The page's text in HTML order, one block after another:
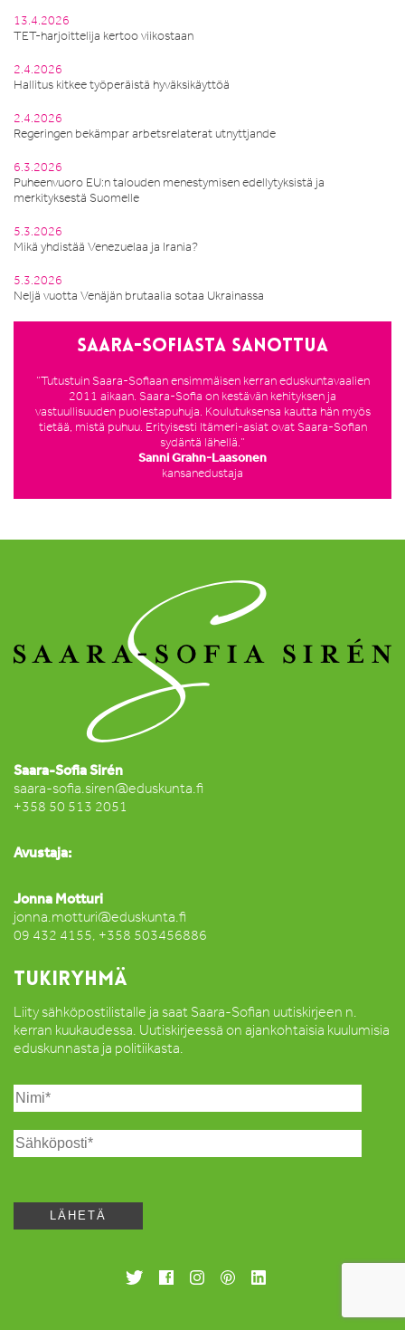
13.4.2026
TET-harjoittelija kertoo viikostaan
2.4.2026
Hallitus kitkee työperäistä hyväksikäyttöä
2.4.2026
Regeringen bekämpar arbetsrelaterat utnyttjande
6.3.2026
Puheenvuoro EU:n talouden menestymisen edellytyksistä ja
merkityksestä Suomelle
5.3.2026
Mikä yhdistää Venezuelaa ja Irania?
5.3.2026
Neljä vuotta Venäjän brutaalia sotaa Ukrainassa
Saara-Sofiasta sanottua
”Tutustuin Saara-Sofiaan ensimmäisen kerran eduskuntavaalien
2011 aikaan. Saara-Sofia on kestävän kehityksen ja
vastuullisuuden puolestapuhuja. Koulutuksensa kautta hän myös
tietää, mistä puhuu. Erityisesti Itämeri-asiat ovat Saara-Sofian
sydäntä lähellä.”
Sanni Grahn-Laasonen
kansanedustaja
Saara-Sofia Sirén
saara-sofia.siren@eduskunta.fi
+358 50 513 2051
Avustaja:
Jonna Motturi
jonna.motturi@eduskunta.fi
09 432 4155, +358 503456886
TUKIRYHMÄ
Liity sähköpostilistalle ja saat Saara-Sofian uutiskirjeen n.
kerran kuukaudessa. Uutiskirjeessä on ajankohtaisia kuulumisia
eduskunnasta ja politiikasta.